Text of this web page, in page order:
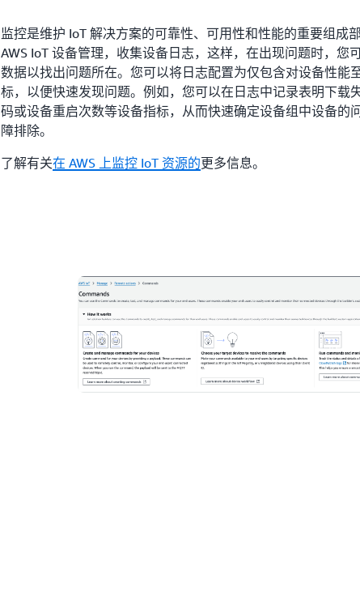
监控是维护 IoT 解决方案的可靠性、可用性和性能的重要组成
AWS IoT 设备管理，收集设备日志，这样，在出现问题时，您
数据以找出问题所在。您可以将日志配置为仅包含对设备性能
标，以便快速发现问题。例如，您可以在日志中记录表明下载
码或设备重启次数等设备指标，从而快速确定设备组中设备的
障排除。
了解有关在 AWS 上监控 IoT 资源的更多信息。